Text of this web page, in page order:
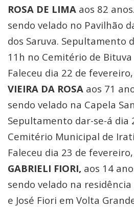
ROSA DE LIMA aos 82
sendo velado no Pavilhão
dos Saruva. Sepultamento
11h no Cemitério de Bituva
Faleceu dia 22 de
VIEIRA DA ROSA aos 71
sendo velado na Capela
Sepultamento dar-se-á dia
Cemitério Municipal de
Faleceu dia 23 de
GABRIELI FIORI, aos 14
sendo velado na residência
e José Fiori em Volta